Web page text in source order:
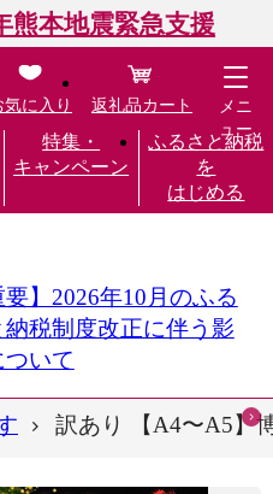
熊本地震緊急支援
特集・
キャンペーン
ふるさと納税
を
はじめる
気に入り 返礼品カート
メニ
ュー
要】2026年10月のふる
納税制度改正に伴う影
ついて
訳あり 【A4〜A5】